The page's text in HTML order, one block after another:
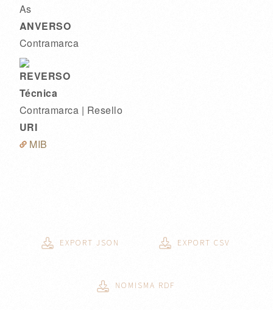
As
ANVERSO
Contramarca
REVERSO
Técnica
Contramarca | Resello
URI
MIB